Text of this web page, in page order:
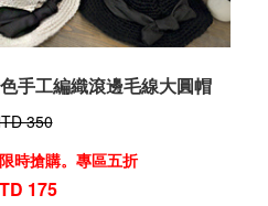
手工編織滾邊毛線大圓帽
350
時搶購。專區五折
175